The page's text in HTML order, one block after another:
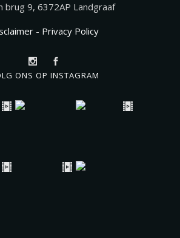
brug 9, 6372AP Landgraaf
- Privacy Policy
ONS OP INSTAGRAM